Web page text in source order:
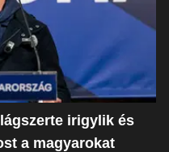
irigylik és
a magyarokat